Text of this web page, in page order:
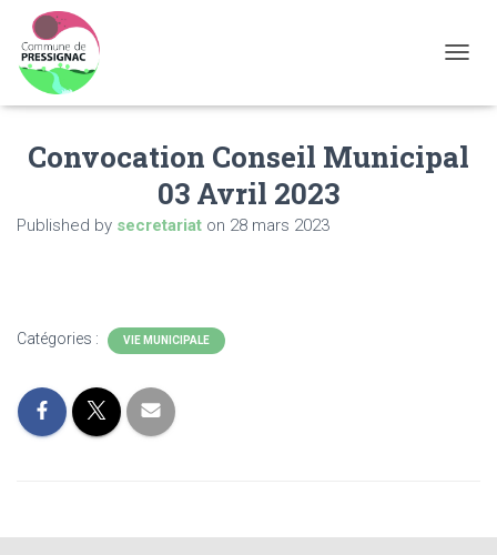
Convocation Conseil Municipal
03 Avril 2023
Published by secretariat on 28 mars 2023
Catégories : VIE MUNICIPALE